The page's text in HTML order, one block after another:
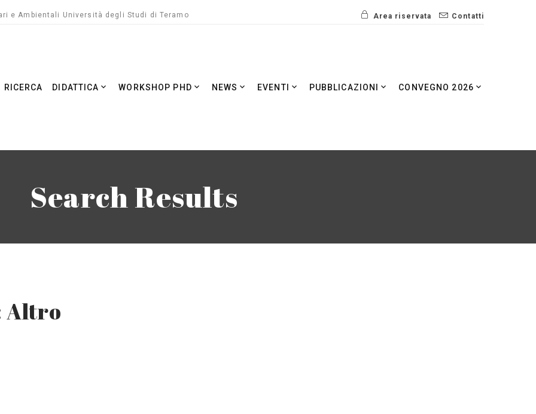
e Ambientali Università degli Studi di Teramo Area riservata Contatti
RICERCA DIDATTICA WORKSHOP PHD NEWS EVENTI PUBBLICAZIONI CONVEGNO 2026
Search Results
Altro